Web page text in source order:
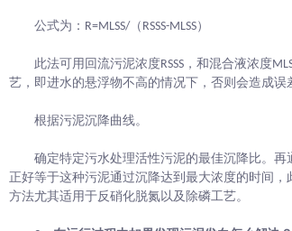
公式为：R=MLSS/（RSSS-MLSS）
此法可用回流污泥浓度RSSS，和混合液浓度
艺，即进水的悬浮物不高的情况下，否则会造成误
根据污泥沉降曲线。
确定特定污水处理活性污泥的最佳沉降比。
正好等于这种污泥通过沉降达到最大浓度的时间
方法尤其适用于反硝化脱氮以及除磷工艺。